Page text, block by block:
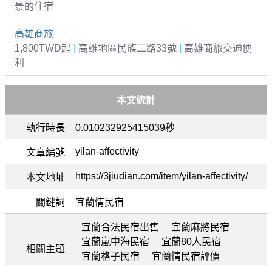
景的住宿
高雄商旅
1,800TWD起
高雄地區民族二路33號
高雄商旅交通便
利
本文統計
執行時長 0.010232925415039秒
文章編號 yilan-affectivity
本文地址 https://3jiudian.com/item/yilan-affectivity/
關鍵詞 宜蘭情民宿
相關主題
宜蘭合法民宿出售
宜蘭麻將民宿
宜蘭嵐中海民宿
宜蘭80人民宿
宜蘭格子民宿
宜蘭情民宿評價